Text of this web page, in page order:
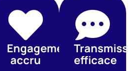
Engagement
accru
efficace